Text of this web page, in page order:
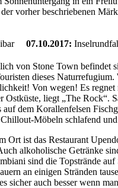
vorher beschriebenen
07.10.2017:
von Stone Town befindet
dieses
Von wegen! Es
liegt „The Rock“.
dem Korallenfelsen
Möbeln schlafend
Ort ist das Restaurant
alkoholische Getränke
sind die Topstrände
an einigen Stränden
sicher auch besser wenn